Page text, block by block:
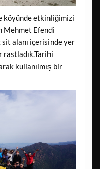
köyünde etkinliğimizi
Mehmet Efendi
alanı içerisinde yer
kullanılmış bir